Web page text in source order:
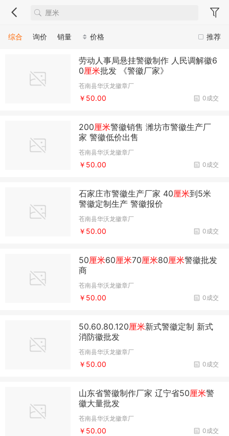
推荐
综合 询价 销量 价格
劳动人事局悬挂警徽制作 人民调解徽6
0厘米批发 《警徽厂家》
苍南县华沃龙徽章厂
0成交
￥50.00
200厘米警徽销售 潍坊市警徽生产厂
家 警徽低价出售
苍南县华沃龙徽章厂
0成交
￥50.00
石家庄市警徽生产厂家 40厘米到5米
警徽定制生产 警徽报价
苍南县华沃龙徽章厂
0成交
￥50.00
50厘米60厘米70厘米80厘米警徽批发
商
苍南县华沃龙徽章厂
0成交
￥50.00
50.60.80.120厘米新式警徽定制 新式
消防徽批发
苍南县华沃龙徽章厂
0成交
￥50.00
山东省警徽制作厂家 辽宁省50厘米警
徽大量批发
苍南县华沃龙徽章厂
0成交
￥50.00